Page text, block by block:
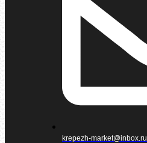
krepezh-market@inbox.ru